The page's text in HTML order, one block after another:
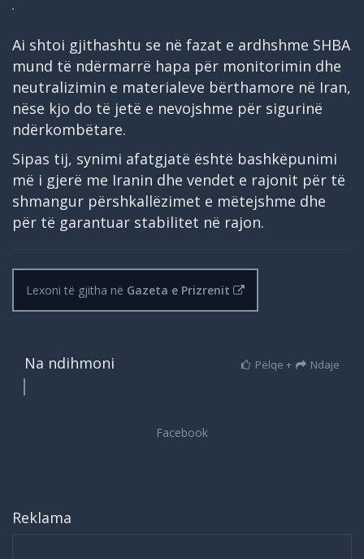
Ai shtoi gjithashtu se në fazat e ardhshme SHBA
mund të ndërmarrë hapa për monitorimin dhe
neutralizimin e materialeve bërthamore në Iran,
nëse kjo do të jetë e nevojshme për sigurinë
ndërkombëtare.
Sipas tij, synimi afatgjatë është bashkëpunimi
më i gjerë me Iranin dhe vendet e rajonit për të
shmangur përshkallëzimet e mëtejshme dhe
për të garantuar stabilitet në rajon.
Lexoni të gjitha në Gazeta e Prizrenit
Na ndihmoni Pëlqe + Ndaje
Reklama